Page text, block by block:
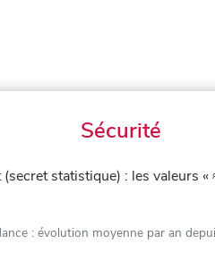
Sécurité
statistique) : les valeurs
: évolution moyenne par an